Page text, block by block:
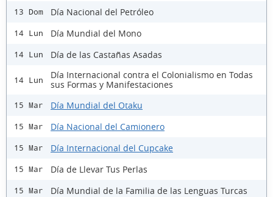
13 Dom Día Nacional del Petróleo
14 Lun Día Mundial del Mono
14 Lun Día de las Castañas Asadas
14 Lun
Día Internacional contra el Colonialismo en Todas
sus Formas y Manifestaciones
15 Mar Día Mundial del Otaku
15 Mar Día Nacional del Camionero
15 Mar Día Internacional del Cupcake
15 Mar Día de Llevar Tus Perlas
15 Mar Día Mundial de la Familia de las Lenguas Turcas